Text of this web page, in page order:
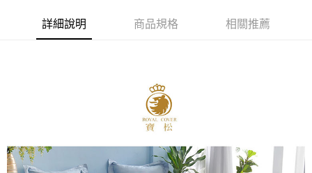
３．安心：先確認商品／服務後，再付款。
２．訂單成立數日內，您將收到繳費通知簡訊。
３．收到繳費通知簡訊後14天內，點擊此簡訊中的連結，可透過四大超商／
ATM／網路銀行／等多元方式進行付款，方視為交易完成。
※ 請注意：結帳手續完成當下不需立刻繳費，但若您需要取消訂單，請聯絡
後付繳納相關費用。
※ 交易是否成功請以「AFTEE先享後付 」之結帳頁面顯示為準，若有關於
詳細說明 商品規格 相關推薦